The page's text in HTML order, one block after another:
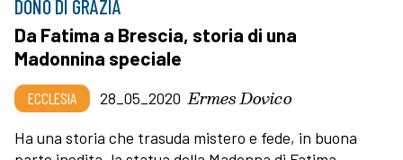
DONO DI GRAZIA
Da Fatima a Brescia, storia di una
Madonnina speciale
ECCLESIA 28_05_2020 Ermes Dovico
Ha una storia che trasuda mistero e fede, in buona